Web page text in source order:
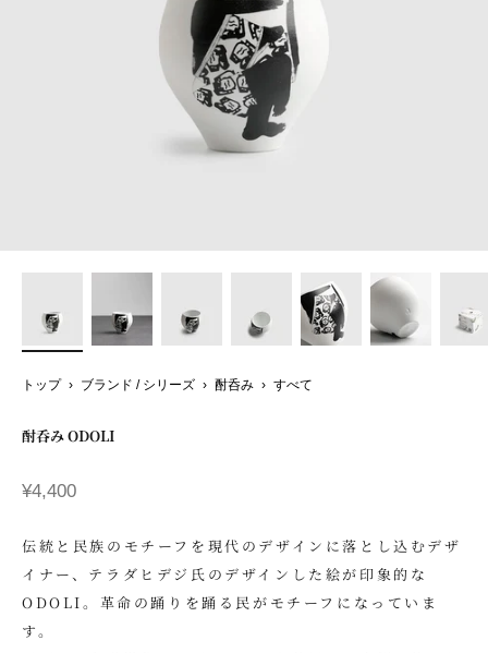
トップ › ブランド / シリーズ › 酎呑み › すべて
酎呑み ODOLI
セール価格
¥4,400
伝統と民族のモチーフを現代のデザインに落とし込むデザ
イナー、テラダヒデジ氏のデザインした絵が印象的な
ODOLI。革命の踊りを踊る民がモチーフになっていま
す。